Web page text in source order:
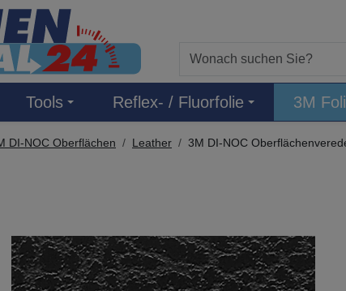
Tools Reflex- / Fluorfolie 3M
DI-NOC Oberflächen Leather 3M DI-NOC